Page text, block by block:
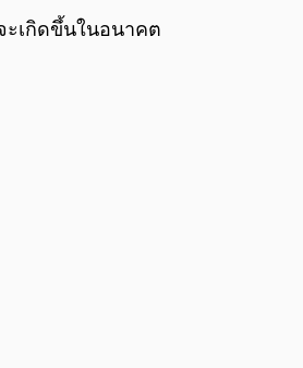
ะเกิดขึ้นในอนาคต